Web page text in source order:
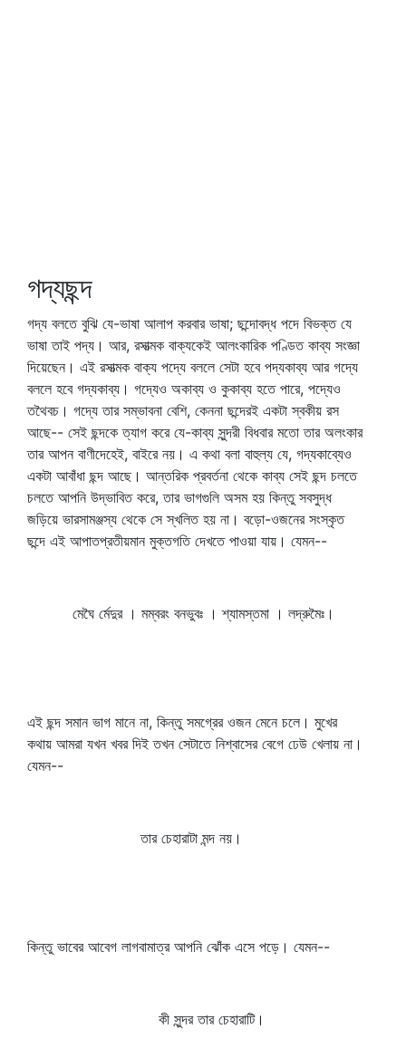
গদ্যছন্দ
গদ্য বলতে বুঝি যে-ভাষা আলাপ করবার ভাষা; ছন্দোবদ্ধ পদে বিভক্ত যে
ভাষা তাই পদ্য। আর, রসাত্মক বাক্যকেই আলংকারিক পণ্ডিত কাব্য সংজ্ঞা
দিয়েছেন। এই রসাত্মক বাক্য পদ্যে বললে সেটা হবে পদ্যকাব্য আর গদ্যে
বললে হবে গদ্যকাব্য। গদ্যেও অকাব্য ও কুকাব্য হতে পারে, পদ্যেও
তথৈবচ। গদ্যে তার সম্ভাবনা বেশি, কেননা ছন্দেরই একটা স্বকীয় রস
আছে-- সেই ছন্দকে ত্যাগ করে যে-কাব্য সুন্দরী বিধবার মতো তার অলংকার
তার আপন বাণীদেহেই, বাইরে নয়। এ কথা বলা বাহুল্য যে, গদ্যকাব্যেও
একটা আবাঁধা ছন্দ আছে। আন্তরিক প্রবর্তনা থেকে কাব্য সেই ছন্দ চলতে
চলতে আপনি উদ্ভাবিত করে, তার ভাগগুলি অসম হয় কিন্তু সবসুদ্ধ
জড়িয়ে ভারসামঞ্জস্য থেকে সে স্খলিত হয় না। বড়ো-ওজনের সংস্কৃত
ছন্দে এই আপাতপ্রতীয়মান মুক্তগতি দেখতে পাওয়া যায়। যেমন--
মেঘৈ র্মেদুর । মম্বরং বনভুবঃ । শ্যামস্তমা । লদ্রুমৈঃ।
এই ছন্দ সমান ভাগ মানে না, কিন্তু সমগ্রের ওজন মেনে চলে। মুখের
কথায় আমরা যখন খবর দিই তখন সেটাতে নিশ্বাসের বেগে ঢেউ খেলায় না।
যেমন--
তার চেহারাটা মন্দ নয়।
কিন্তু ভাবের আবেগ লাগবামাত্র আপনি ঝোঁক এসে পড়ে। যেমন--
কী সুন্দর তার চেহারাটি।